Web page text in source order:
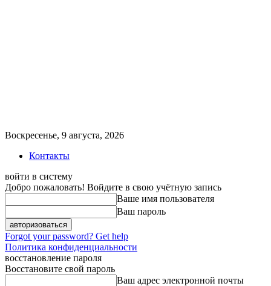
Воскресенье, 9 августа, 2026
Контакты
войти в систему
Добро пожаловать! Войдите в свою учётную запись
Ваше имя пользователя
Ваш пароль
Forgot your password? Get help
Политика конфиденциальности
восстановление пароля
Восстановите свой пароль
Ваш адрес электронной почты